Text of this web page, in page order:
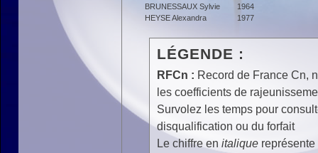
BRUNESSAUX Sylvie
1964
HEYSE Alexandra
1977
LÉGENDE :
RFCn : Record de France Cn,
les coefficients de
Survolez les temps pour
disqualification ou du forfait
Le chiffre en italiquereprésente